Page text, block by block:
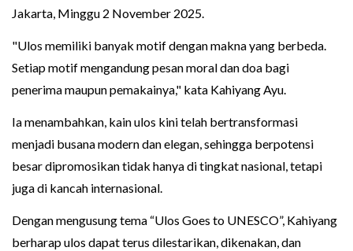
Jakarta, Minggu 2 November 2025.
"Ulos memiliki banyak motif dengan makna yang berbeda.
Setiap motif mengandung pesan moral dan doa bagi
penerima maupun pemakainya," kata Kahiyang Ayu.
Ia menambahkan, kain ulos kini telah bertransformasi
menjadi busana modern dan elegan, sehingga berpotensi
besar dipromosikan tidak hanya di tingkat nasional, tetapi
juga di kancah internasional.
Dengan mengusung tema “Ulos Goes to UNESCO”, Kahiyang
berharap ulos dapat terus dilestarikan, dikenakan, dan